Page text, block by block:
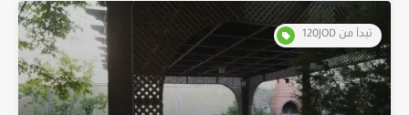
تبدأ من 120JOD